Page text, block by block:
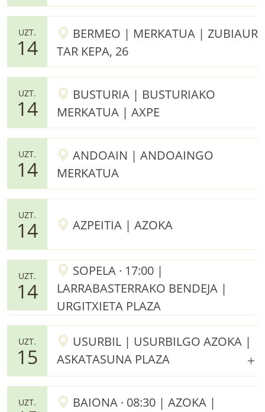
UZT.
14
BERMEO | MERKATUA | ZUBIAUR
TAR KEPA, 26
UZT.
14
BUSTURIA | BUSTURIAKO
MERKATUA | AXPE
UZT.
14
ANDOAIN | ANDOAINGO
MERKATUA
UZT.
14 AZPEITIA | AZOKA
UZT.
14
SOPELA · 17:00 |
LARRABASTERRAKO BENDEJA |
URGITXIETA PLAZA
UZT.
15
USURBIL | USURBILGO AZOKA |
ASKATASUNA PLAZA
UZT.
BAIONA · 08:30 | AZOKA |